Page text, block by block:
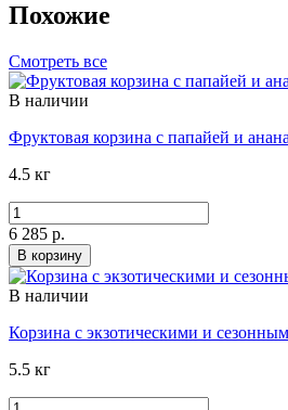
Похожие
Смотреть все
В наличии
Фруктовая корзина с папайей и
4.5 кг
6 285 р.
В корзину
В наличии
Корзина с экзотическими и
5.5 кг